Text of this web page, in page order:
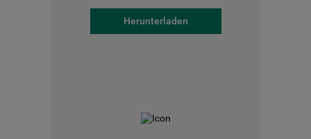
Herunterladen